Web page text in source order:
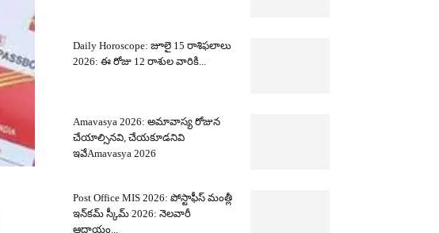
Daily Horoscope: జూలై 15 రాశిఫలాలు
2026: ఈ రోజు 12 రాశుల వారికి...
Amavasya 2026: అమావాస్య రోజున
చేయాల్సినవి, చేయకూడనివి
ఇవేAmavasya 2026
Post Office MIS 2026: పోస్టాఫీస్ మంత్లీ
ఇన్‌కమ్ స్కీమ్ 2026: నెలవారీ
ఆదాయం...